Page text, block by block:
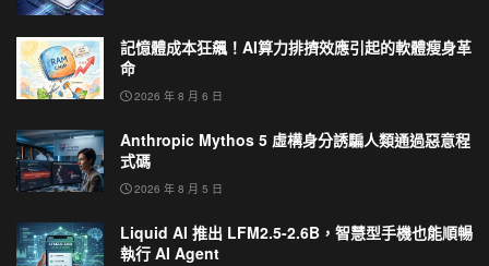
記憶體成本狂飆！AI算力排擠效應引起的軟體瘦身革
命
2026 年 8 月 6 日
Anthropic Mythos 5 虛構身分誘騙人類通過惡意程
式碼
2026 年 8 月 5 日
Liquid AI 推出 LFM2.5-2.6B，智慧型手機也能順暢
執行 AI Agent